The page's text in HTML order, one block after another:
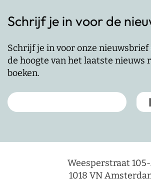
Schrijf je in voor de
Schrijf je in voor onze
de hoogte van het laatste nieuws
boeken.
Weesperstraat
1018 VN